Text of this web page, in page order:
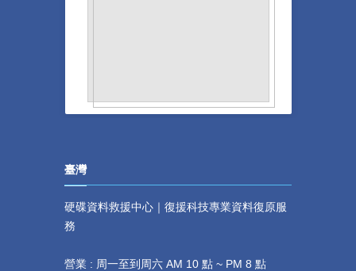
臺灣
硬碟資料救援中心｜復援科技專業資料復原服
務
營業 : 周一至到周六 AM 10 點 ~ PM 8 點